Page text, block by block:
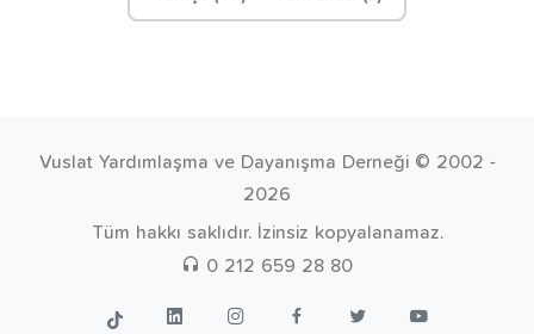
Vuslat Yardımlaşma ve Dayanışma Derneği © 2002 -
2026
Tüm hakkı saklıdır. İzinsiz kopyalanamaz.
0 212 659 28 80